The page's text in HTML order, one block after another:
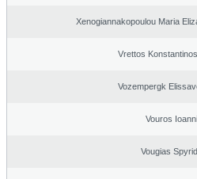
Xenogiannakopoulou Maria
Vrettos
Vozempergk
Vouros
Vougias